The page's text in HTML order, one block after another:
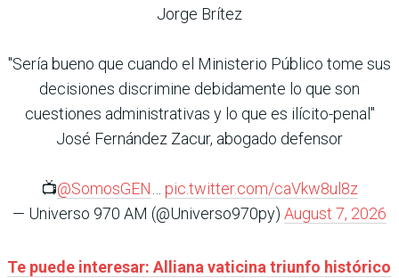
Jorge Brítez
"Sería bueno que cuando el Ministerio Público tome sus
decisiones discrimine debidamente lo que son
cuestiones administrativas y lo que es ilícito-penal"
José Fernández Zacur, abogado defensor
📺@SomosGEN… pic.twitter.com/caVkw8ul8z
— Universo 970 AM (@Universo970py) August 7, 2026
Te puede interesar: Alliana vaticina triunfo histórico